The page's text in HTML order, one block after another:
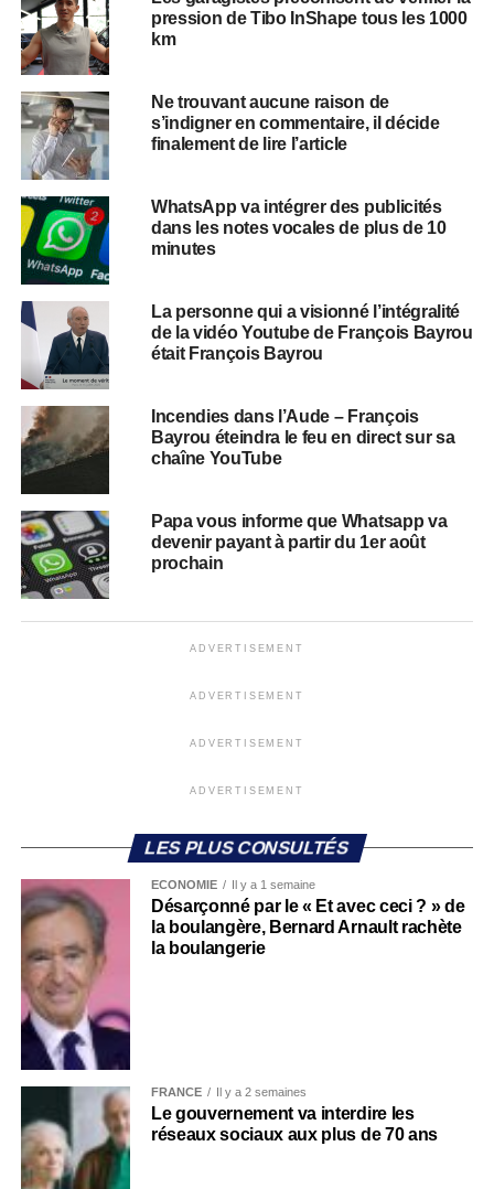
pression de Tibo InShape tous les 1000
km
Ne trouvant aucune raison de
s’indigner en commentaire, il décide
finalement de lire l’article
WhatsApp va intégrer des publicités
dans les notes vocales de plus de 10
minutes
La personne qui a visionné l’intégralité
de la vidéo Youtube de François Bayrou
était François Bayrou
Incendies dans l’Aude – François
Bayrou éteindra le feu en direct sur sa
chaîne YouTube
Papa vous informe que Whatsapp va
devenir payant à partir du 1er août
prochain
ADVERTISEMENT
ADVERTISEMENT
ADVERTISEMENT
ADVERTISEMENT
LES PLUS CONSULTÉS
ECONOMIE Il y a 1 semaine
Désarçonné par le « Et avec ceci ? » de
la boulangère, Bernard Arnault rachète
la boulangerie
FRANCE Il y a 2 semaines
Le gouvernement va interdire les
réseaux sociaux aux plus de 70 ans